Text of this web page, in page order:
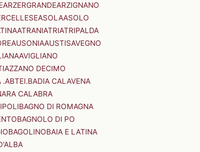
ARZERGRANDEARZIGNANO
ASOLAASOLO
ATRANIATRIATRIPALDA
AUSONIAAUSTISAVEGNO
AVIGLIANO
AZZANO DECIMO
.ABTEI.BADIA CALAVENA
CALABRA
BAGNO DI ROMAGNA
BAGNOLO DI PO
BAGOLINOBAIA E LATINA